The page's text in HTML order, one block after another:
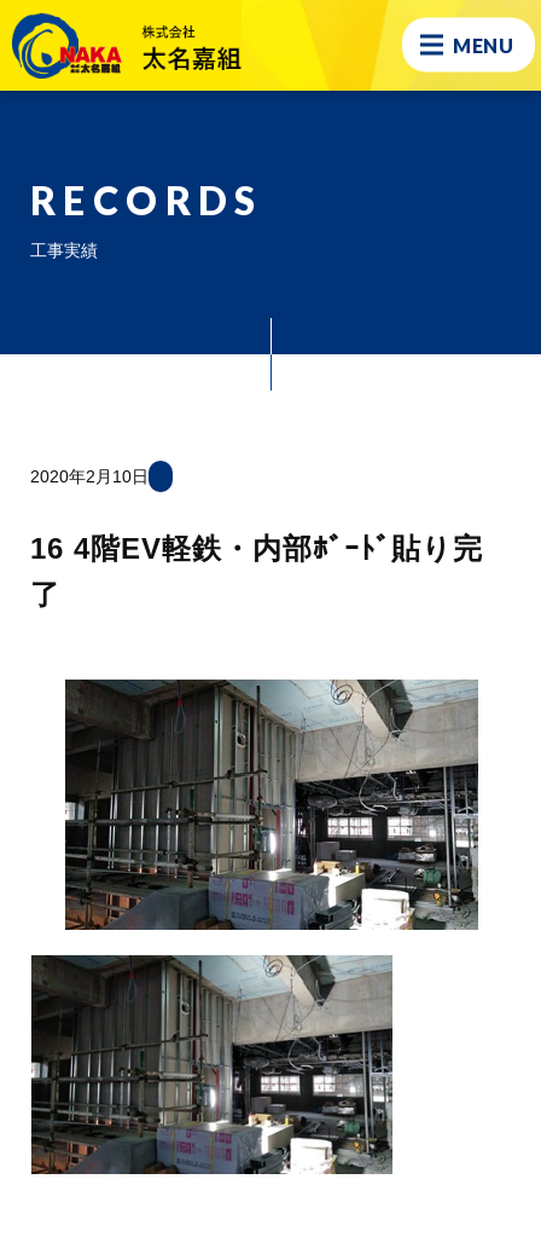
MENU
RECORDS
工事実績
2020年2月10日
16 4階EV軽鉄・内部ﾎﾞｰﾄﾞ貼り完
了